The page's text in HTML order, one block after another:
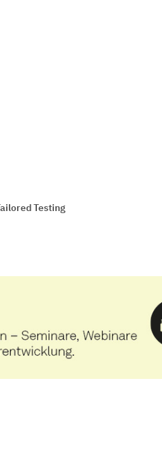
Testing